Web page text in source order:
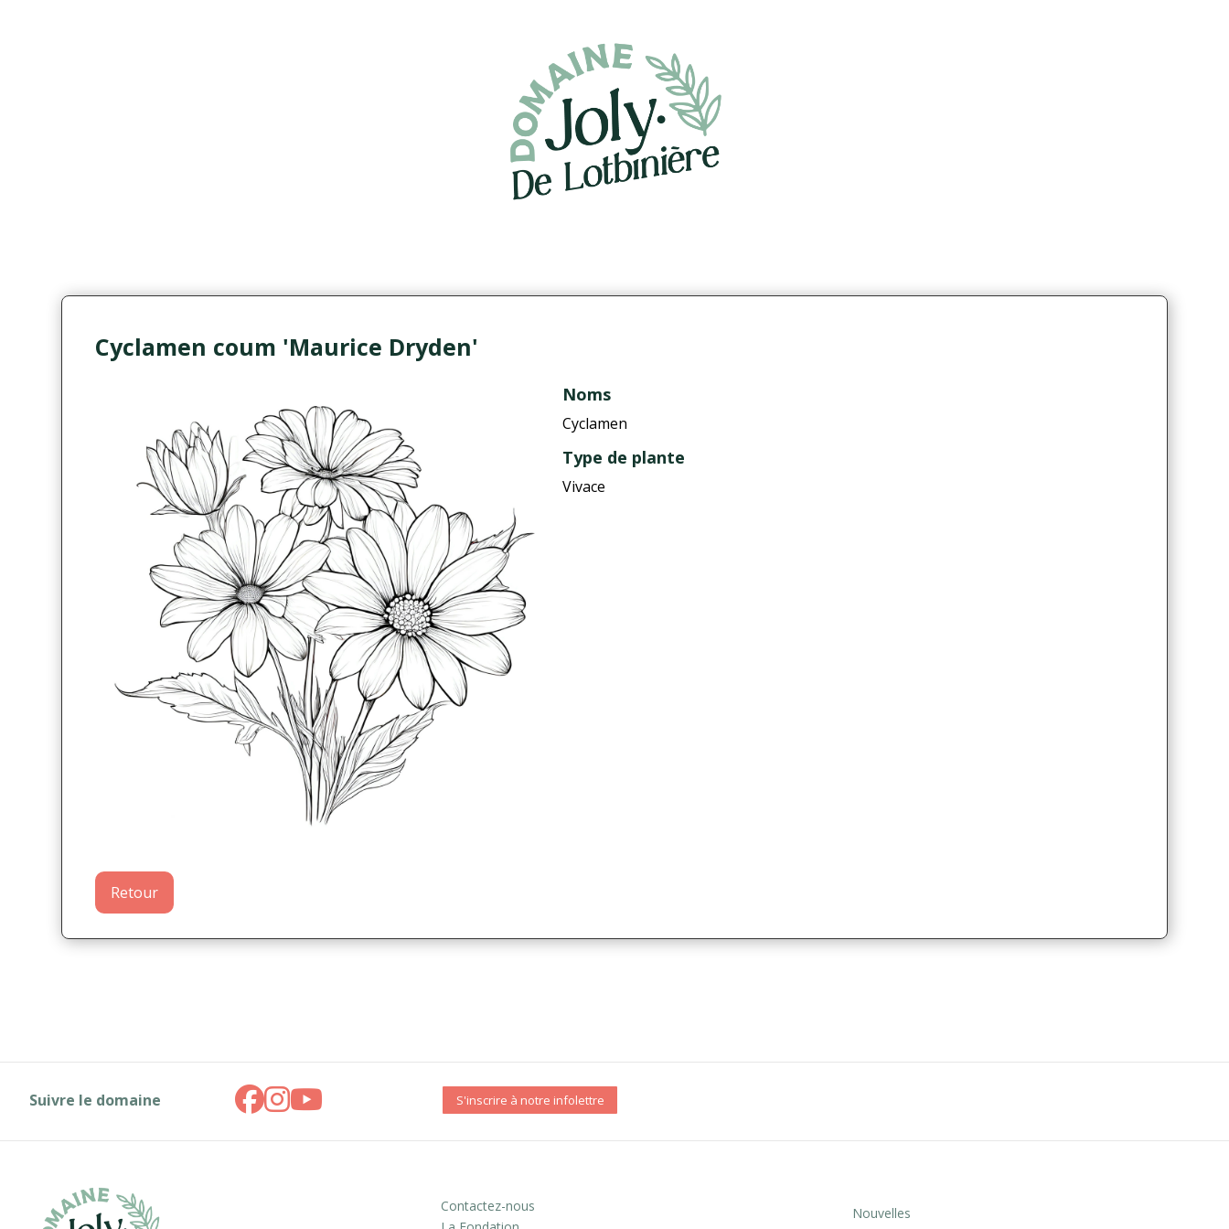
Cyclamen coum 'Maurice Dryden'
Noms
Cyclamen
Type de plante
Vivace
Retour
Suivre le domaine S'inscrire à notre infolettre
Contactez-nous
Nouvelles